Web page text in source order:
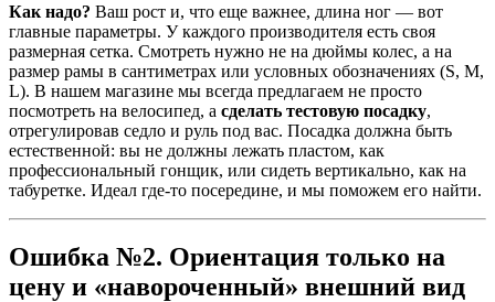
Как надо? Ваш рост и, что еще важнее, длина ног — вот
главные параметры. У каждого производителя есть своя
размерная сетка. Смотреть нужно не на дюймы колес, а на
размер рамы в сантиметрах или условных обозначениях (S, M,
L). В нашем магазине мы всегда предлагаем не просто
посмотреть на велосипед, а сделать тестовую посадку,
отрегулировав седло и руль под вас. Посадка должна быть
естественной: вы не должны лежать пластом, как
профессиональный гонщик, или сидеть вертикально, как на
табуретке. Идеал где-то посередине, и мы поможем его найти.
Ошибка №2. Ориентация только на
цену и «навороченный» внешний вид